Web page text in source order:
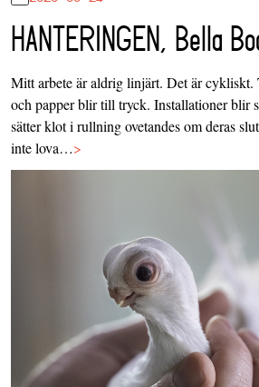
HANTERINGEN, Bella
Mitt arbete är aldrig linjärt. Det är
och papper blir till tryck. Installationer blir
sätter klot i rullning ovetandes om deras
inte lova…>